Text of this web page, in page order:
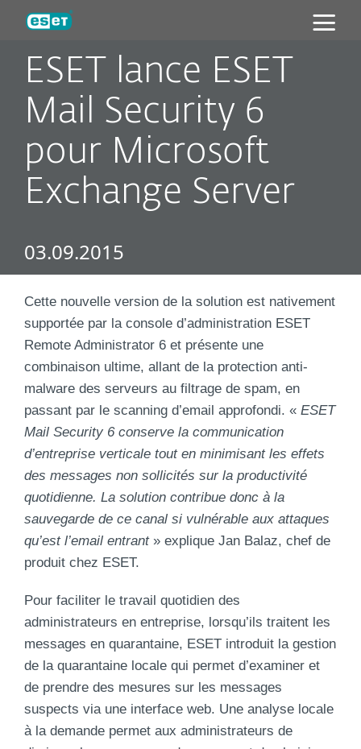
ESET lance ESET
Mail Security 6
pour Microsoft
Exchange Server
03.09.2015
Cette nouvelle version de la solution est nativement
supportée par la console d’administration ESET
Remote Administrator 6 et présente une
combinaison ultime, allant de la protection anti-
malware des serveurs au filtrage de spam, en
passant par le scanning d’email approfondi. « ESET
Mail Security 6 conserve la communication
d’entreprise verticale tout en minimisant les effets
des messages non sollicités sur la productivité
quotidienne. La solution contribue donc à la
sauvegarde de ce canal si vulnérable aux attaques
qu’est l’email entrant » explique Jan Balaz, chef de
produit chez ESET.
Pour faciliter le travail quotidien des
administrateurs en entreprise, lorsqu’ils traitent les
messages en quarantaine, ESET introduit la gestion
de la quarantaine locale qui permet d’examiner et
de prendre des mesures sur les messages
suspects via une interface web. Une analyse locale
à la demande permet aux administrateurs de
ESET